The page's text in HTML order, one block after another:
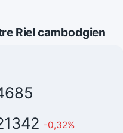
Riel cambodgien
-0,32%